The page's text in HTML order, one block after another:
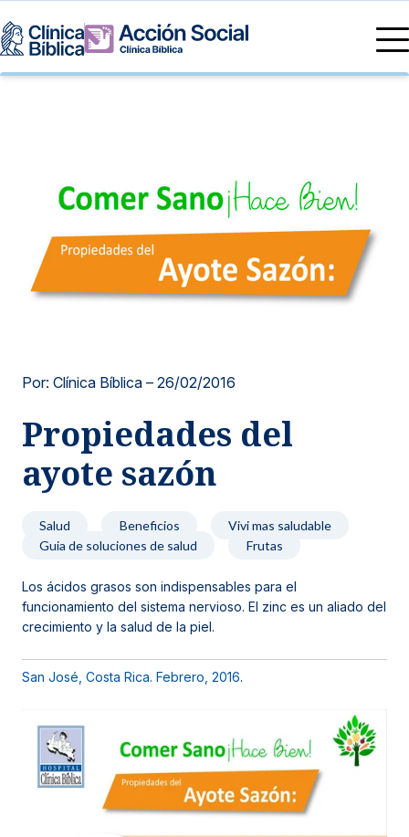
Centros de Excelencia
Servicios 24/7
Servicios Especializados
Información
Información para el Paciente
Sedes
Noticias y blog
Por: Clínica Bíblica – 26/02/2016
Propiedades del
ayote sazón
Salud Beneficios
Vivi mas saludable
Guia de soluciones de salud
Frutas
Los ácidos grasos son indispensables para el
funcionamiento del sistema nervioso. El zinc es un aliado del
crecimiento y la salud de la piel.
San José, Costa Rica. Febrero, 2016.